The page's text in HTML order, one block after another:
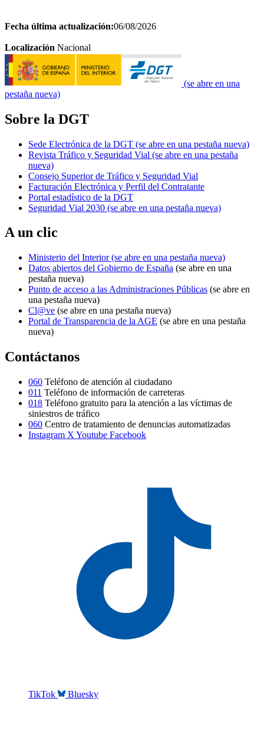
Fecha última actualización:06/08/2026
Localización Nacional
(se abre en una
pestaña nueva)
Sobre la DGT
Sede Electrónica de la DGT (se abre en una pestaña nueva)
Revista Tráfico y Seguridad Vial (se abre en una pestaña
nueva)
Consejo Superior de Tráfico y Seguridad Vial
Facturación Electrónica y Perfil del Contratante
Portal estadístico de la DGT
Seguridad Vial 2030 (se abre en una pestaña nueva)
A un clic
Ministerio del Interior(se abre en una pestaña nueva)
Datos abiertos del Gobierno de España (se abre en una
pestaña nueva)
Punto de acceso a las Administraciones Públicas (se abre en
una pestaña nueva)
Cl@ve (se abre en una pestaña nueva)
Portal de Transparencia de la AGE (se abre en una pestaña
nueva)
Contáctanos
060 Teléfono de atención al ciudadano
011 Teléfono de información de carreteras
018 Teléfono gratuito para la atención a las víctimas de
siniestros de tráfico
060 Centro de tratamiento de denuncias automatizadas
Instagram X Youtube Facebook
TikTok Bluesky